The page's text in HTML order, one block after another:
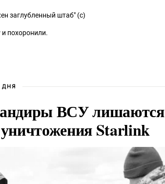
заглубленный штаб" (с)
и похоронили.
ДНЯ
ВСУ лишаются
Starlink